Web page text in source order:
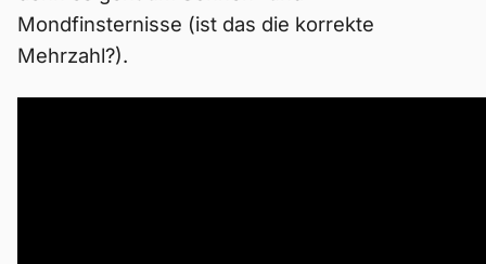
Mondfinsternisse (ist das die korrekte
Mehrzahl?).